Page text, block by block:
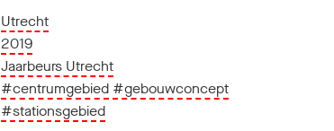
Utrecht
2019
Jaarbeurs Utrecht
#centrumgebied #gebouwconcept
#stationsgebied